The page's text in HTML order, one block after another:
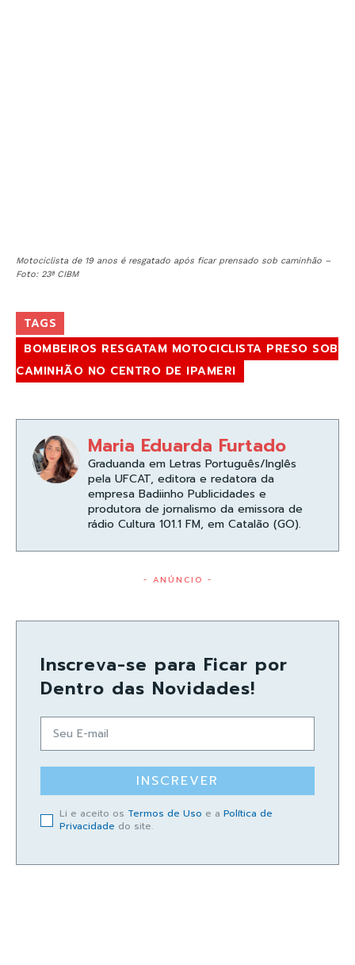
Motociclista de 19 anos é resgatado após ficar prensado sob caminhão –
Foto: 23ª CIBM
TAGS
BOMBEIROS RESGATAM MOTOCICLISTA PRESO SOB
CAMINHÃO NO CENTRO DE IPAMERI
Maria Eduarda Furtado
Graduanda em Letras Português/Inglês
pela UFCAT, editora e redatora da
empresa Badiinho Publicidades e
produtora de jornalismo da emissora de
rádio Cultura 101.1 FM, em Catalão (GO).
- ANÚNCIO -
Inscreva-se para Ficar por
Dentro das Novidades!
INSCREVER
Li e aceito os Termos de Uso e a Política de
Privacidade do site.